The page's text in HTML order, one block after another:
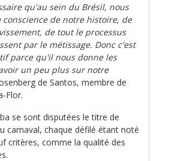
qu'au sein du Brésil, nous
de notre histoire, de
de tout le processus
par le métissage. Donc c'est
parce qu'il nous donne les
un peu plus sur notre
de Santos, membre de
Flor.
se sont disputées le titre de
carnaval, chaque défilé étant noté
critères, comme la qualité des